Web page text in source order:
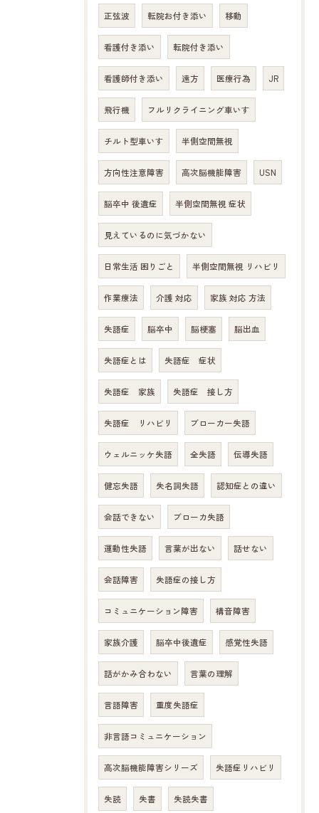
正弦波 転院お付き添い 移動
看護付き添い 転院付き添い
看護師付き添い 遠方 医療行為 JR
飛行機 フルリクライニング車いす
チルト型車いす 半側空間無視
方向性注意障害 高次脳機能障害 USN
脳卒中 後遺症 半側空間無視 症状
見えているのに気づかない
日常生活 困りごと 半側空間無視 リハビリ
作業療法 介護 対応 家族 対応 方法
失語症 脳卒中 脳梗塞 脳出血
失語症とは 失語症 症状
失語症 家族 失語症 接し方
失語症 リハビリ ブローカー失語
ウェルニッケ失語 全失語 伝導失語
健忘失語 失名詞失語 認知症との違い
会話できない ブローカ失語
運動性失語 言葉が出ない 話せない
会話障害 失語症の接し方
コミュニケーション障害 構音障害
家族介護 脳卒中後遺症 感覚性失語
話がかみ合わない 言葉の理解
言語障害 重度失語症
非言語コミュニケーション
高次脳機能障害シリーズ 失語症リハビリ
失読 失書 失読失書